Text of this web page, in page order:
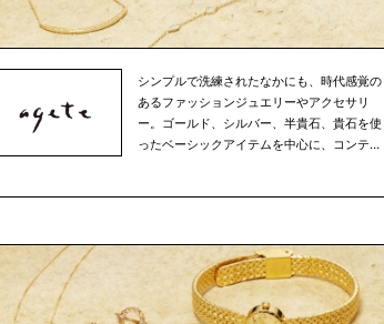
シンプルで洗練されたなかにも、時代感覚の
あるファッションジュエリーやアクセサリ
ー。ゴールド、シルバー、半貴石、貴石を使
ったベーシックアイテムを中心に、コンテン
彩に展開。アガットは、その時々の女性の生
き方やファッションといった時代の流れを映
しながら、常に新しいファッションジュエリ
ーやアクセサリーを提案しています。